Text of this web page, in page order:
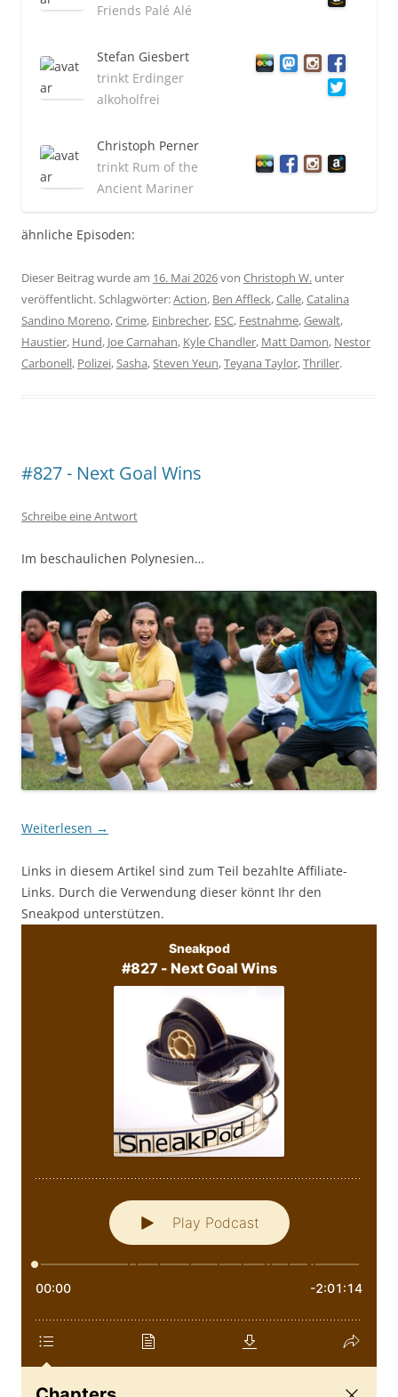
Friends Palé Alé
Stefan Giesbert
trinkt Erdinger
alkoholfrei
Christoph Perner
trinkt Rum of the
Ancient Mariner
ähnliche Episoden:
Dieser Beitrag wurde am 16. Mai 2026von Christoph W. unter
veröffentlicht. Schlagwörter:Action, Ben Affleck,Calle,Catalina
Sandino Moreno,Crime, Einbrecher, ESC, Festnahme,Gewalt,
Haustier, Hund, Joe Carnahan, Kyle Chandler, Matt Damon, Nestor
Carbonell, Polizei,Sasha,Steven Yeun,Teyana Taylor,Thriller.
#827 - Next Goal Wins
Schreibe eine Antwort
Im beschaulichen Polynesien…
Weiterlesen →
Links in diesem Artikel sind zum Teil bezahlte Affiliate-
Links. Durch die Verwendung dieser könnt Ihr den
Sneakpod unterstützen.